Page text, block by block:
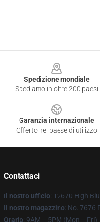
Spedizione mondiale
Spediamo in oltre 200 paesi
Garanzia internazionale
Offerto nel paese di utilizzo
Contattaci
Il nostro ufficio: 12670 High
Il nostro magazzino: No. 7676
Orario: 9AM – 5PM (Mon – Fri)